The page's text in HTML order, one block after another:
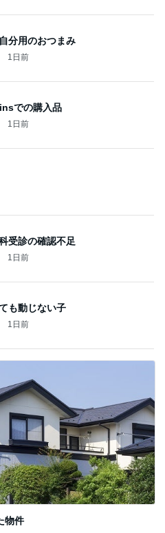
受診の確認不足
1日前
も動じない子
1日前
物件
まみれの子の荷物
1日前
人気のコート
1日前